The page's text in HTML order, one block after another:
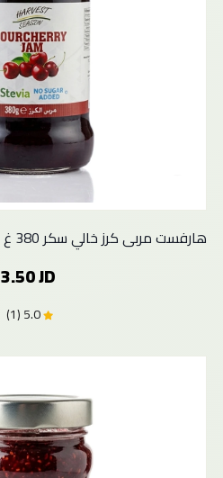
هارفست مربى كرز خالي سكر 380 غ
3.50 JD